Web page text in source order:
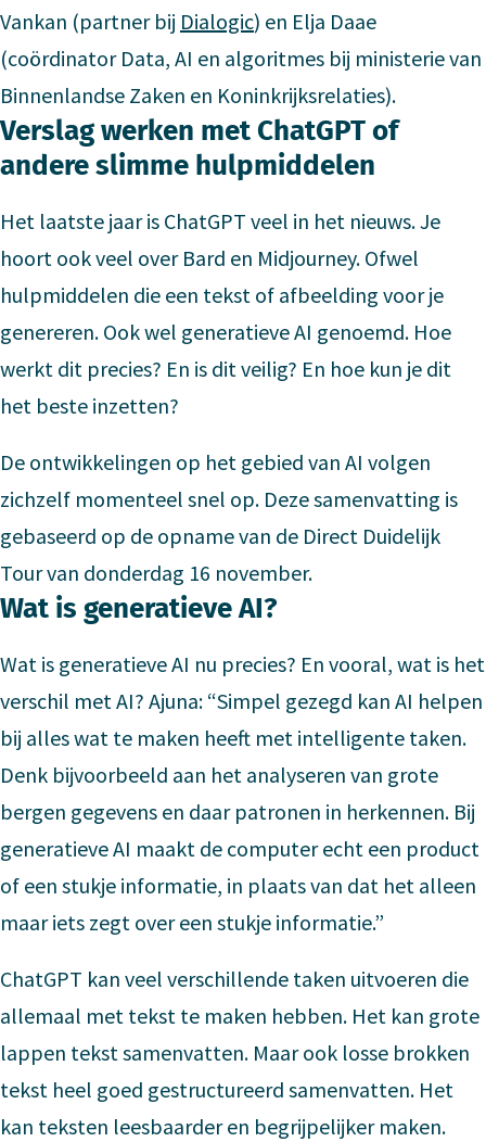
Vankan (partner bij Dialogic) en Elja Daae
(coördinator Data, AI en algoritmes bij ministerie van
Binnenlandse Zaken en Koninkrijksrelaties).
Verslag werken met ChatGPT of
andere slimme hulpmiddelen
Het laatste jaar is ChatGPT veel in het nieuws. Je
hoort ook veel over Bard en Midjourney. Ofwel
hulpmiddelen die een tekst of afbeelding voor je
genereren. Ook wel generatieve AI genoemd. Hoe
werkt dit precies? En is dit veilig? En hoe kun je dit
het beste inzetten?
De ontwikkelingen op het gebied van AI volgen
zichzelf momenteel snel op. Deze samenvatting is
gebaseerd op de opname van de Direct Duidelijk
Tour van donderdag 16 november.
Wat is generatieve AI?
Wat is generatieve AI nu precies? En vooral, wat is het
verschil met AI? Ajuna: “Simpel gezegd kan AI helpen
bij alles wat te maken heeft met intelligente taken.
Denk bijvoorbeeld aan het analyseren van grote
bergen gegevens en daar patronen in herkennen. Bij
generatieve AI maakt de computer echt een product
of een stukje informatie, in plaats van dat het alleen
maar iets zegt over een stukje informatie.”
ChatGPT kan veel verschillende taken uitvoeren die
allemaal met tekst te maken hebben. Het kan grote
lappen tekst samenvatten. Maar ook losse brokken
tekst heel goed gestructureerd samenvatten. Het
kan teksten leesbaarder en begrijpelijker maken.